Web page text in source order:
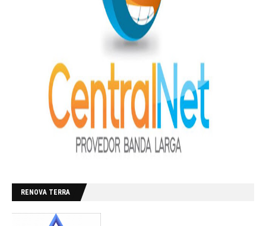
RENOVA TERRA